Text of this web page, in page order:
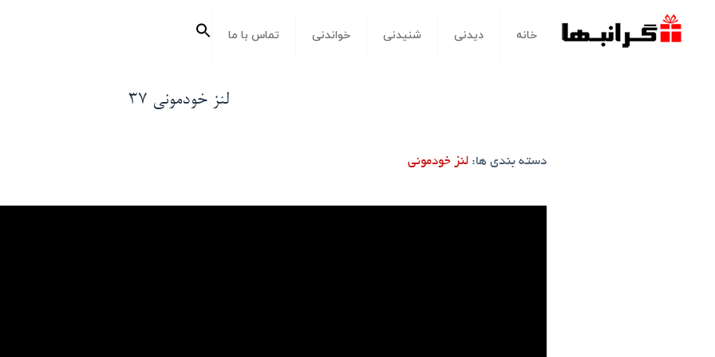
خانه دیدنی شنیدنی خواندنی تماس با ما
جستجو
برای:
دکمه جستجو
لنز خودمونی ۳۷
دسته بندی ها: لنز خودمونی